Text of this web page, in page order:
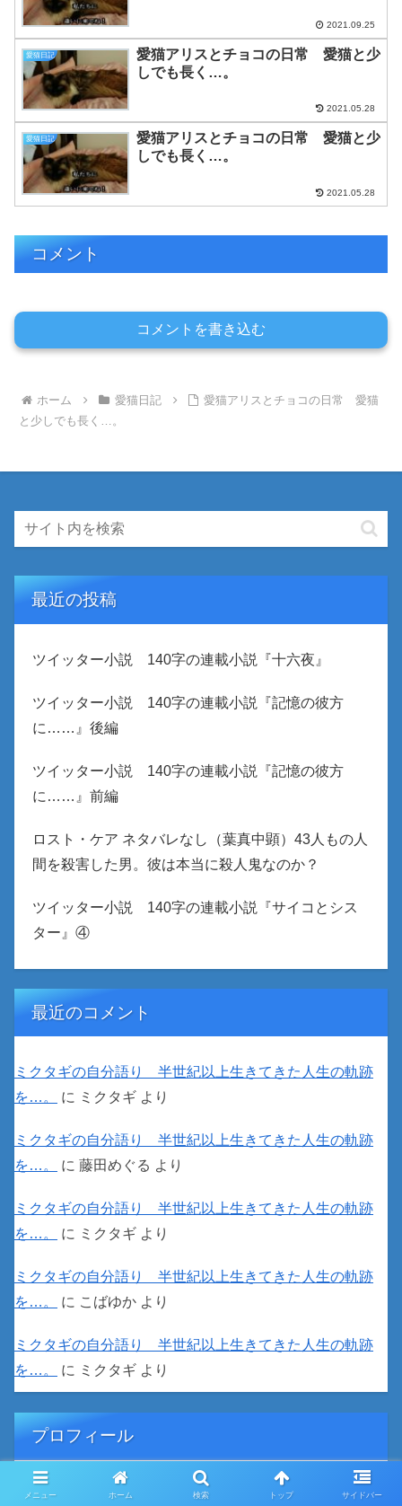
2021.09.25
愛猫日記
愛猫アリスとチョコの日常 愛猫と少
しでも長く…。
2021.05.28
愛猫日記
愛猫アリスとチョコの日常 愛猫と少
しでも長く…。
2021.05.28
コメント
コメントを書き込む
ホーム 愛猫日記
愛猫アリスとチョコの日常 愛猫
と少しでも長く…。
最近の投稿
ツイッター小説 140字の連載小説『十六夜』
ツイッター小説 140字の連載小説『記憶の彼方
に……』後編
ツイッター小説 140字の連載小説『記憶の彼方
に……』前編
ロスト・ケア ネタバレなし（葉真中顕）43人もの人
間を殺害した男。彼は本当に殺人鬼なのか？
ツイッター小説 140字の連載小説『サイコとシス
ター』④
最近のコメント
ミクタギの自分語り 半世紀以上生きてきた人生の軌跡
を…。
に ミクタギ より
ミクタギの自分語り 半世紀以上生きてきた人生の軌跡
を…。
に 藤田めぐる より
ミクタギの自分語り 半世紀以上生きてきた人生の軌跡
を…。
に ミクタギ より
ミクタギの自分語り 半世紀以上生きてきた人生の軌跡
を…。
に こばゆか より
ミクタギの自分語り 半世紀以上生きてきた人生の軌跡
を…。
に ミクタギ より
プロフィール
メニュー ホーム 検索 トップ サイドバー